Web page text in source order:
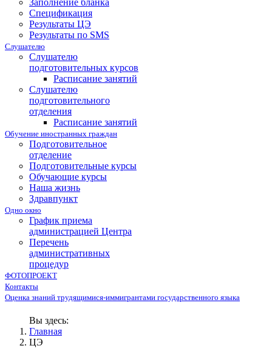
Заполнение бланка
Спецификация
Результаты ЦЭ
Результаты по SMS
Слушателю
Слушателю
подготовительных курсов
Расписание занятий
Слушателю
подготовительного
отделения
Расписание занятий
Обучение иностранных граждан
Подготовительное
отделение
Подготовительные курсы
Обучающие курсы
Наша жизнь
Здравпункт
Одно окно
График приема
администрацией Центра
Перечень
административных
процедур
ФОТОПРОЕКТ
Контакты
Оценка знаний трудящимися-иммигрантами государственного языка
Вы здесь:
Главная
ЦЭ